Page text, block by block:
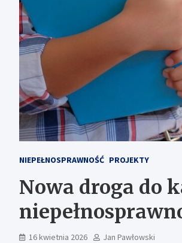
NIEPEŁNOSPRAWNOŚĆ PROJEKTY
Nowa droga do
16 kwietnia 2026 Jan Pawłowski